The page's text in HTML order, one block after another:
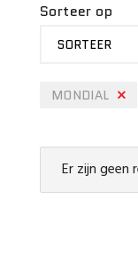
Sorteer op
SORTEER
MONDIAL
Er zijn